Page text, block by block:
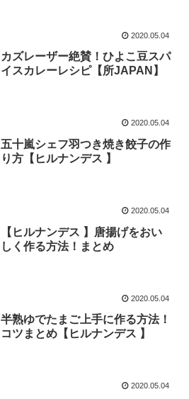
2020.05.04
カズレーザー絶賛！ひよこ豆スパ
イスカレーレシピ【所JAPAN】
2020.05.04
五十嵐シェフ羽つき焼き餃子の作
り方【ヒルナンデス 】
2020.05.04
【ヒルナンデス 】唐揚げをおい
しく作る方法！まとめ
2020.05.04
半熟ゆでたまご上手に作る方法！
コツまとめ【ヒルナンデス 】
2020.05.04